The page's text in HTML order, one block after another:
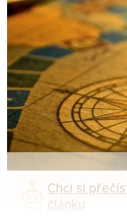
Chci si
článku